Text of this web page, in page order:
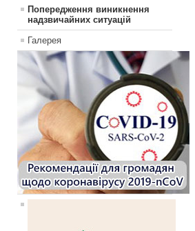
Попередження виникнення
надзвичайних ситуацій
Галерея